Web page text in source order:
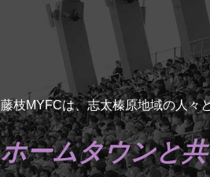
藤枝MYFCは、志太榛原地域の人々
ホームタウンと